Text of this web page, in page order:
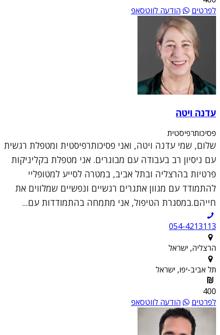
לפרטים
הודעה לווטסאפ
עדנה ויטה
פסיכותרפיסטית
שלום, שמי עדנה ויטה, ואני פסיכותרפיסטית ומטפלת רגשית
עם ניסיון רב בעבודה עם מבוגרים. אני מטפלת בקליניקות
פרטיות בהרצליה ובתל אביב, במטרה לסייע למטופליי
להתמודד עם מגוון אתגרים רגשיים ונפשיים שמלווים את
חייהם.במסגרת הטיפול, אני מתמחה בהתמודדות עם...
054-4213113
הרצליה, ישראל
תל אביב-יפו, ישראל
400
לפרטים
הודעה לווטסאפ